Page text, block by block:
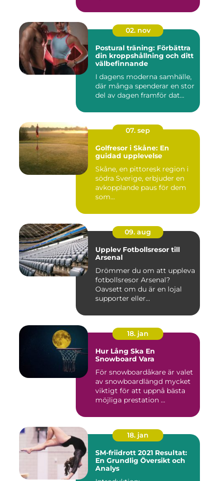
02. nov
Postural träning: Förbättra
din kroppshållning och ditt
välbefinnande
I dagens moderna samhälle,
där många spenderar en stor
del av dagen framför dat...
07. sep
Golfresor i Skåne: En
guidad upplevelse
Skåne, en pittoresk region i
södra Sverige, erbjuder en
avkopplande paus för dem
som...
09. aug
Upplev Fotbollsresor till
Arsenal
Drömmer du om att uppleva
fotbollsresor Arsenal?
Oavsett om du är en lojal
supporter eller...
18. jan
Hur Lång Ska En
Snowboard Vara
För snowboardåkare är valet
av snowboardlängd mycket
viktigt för att uppnå bästa
möjliga prestation ...
18. jan
SM-friidrott 2021 Resultat:
En Grundlig Översikt och
Analys